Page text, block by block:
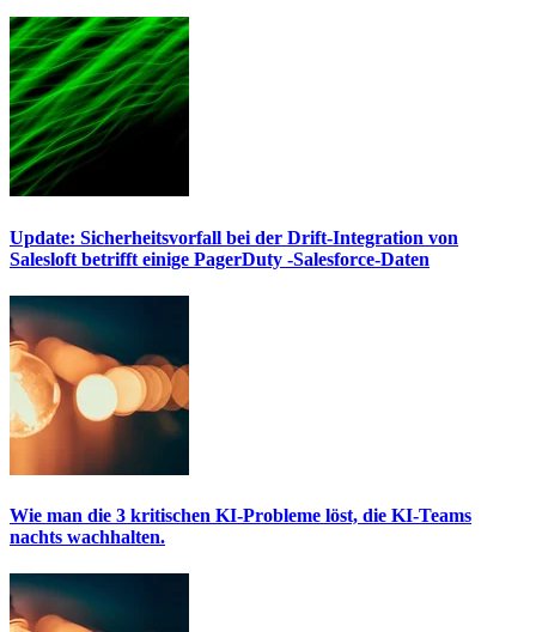
Update: Sicherheitsvorfall bei der Drift-Integration von
Salesloft betrifft einige PagerDuty -Salesforce-Daten
Wie man die 3 kritischen KI-Probleme löst, die KI-Teams
nachts wachhalten.